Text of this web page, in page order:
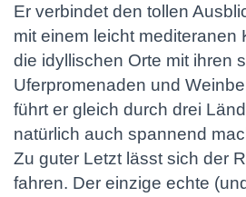
Er verbindet den tollen
mit einem leicht mediteranen
die idyllischen Orte mit ihren
Uferpromenaden und
führt er gleich durch drei
natürlich auch spannend
Zu guter Letzt lässt sich der
fahren. Der einzige echte